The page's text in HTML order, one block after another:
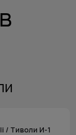
/ Тиволи И-1